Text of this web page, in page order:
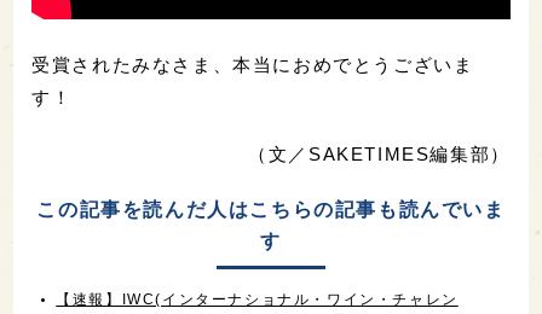
受賞されたみなさま、本当におめでとうございま
す！
（文／SAKETIMES編集部）
この記事を読んだ人はこちらの記事も読んでいま
す
【速報】IWC(インターナショナル・ワイン・チャレン